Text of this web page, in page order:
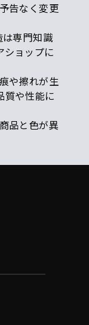
告なく変更
専門知識
ショップに
や擦れが生
質や性能に
品と色が異